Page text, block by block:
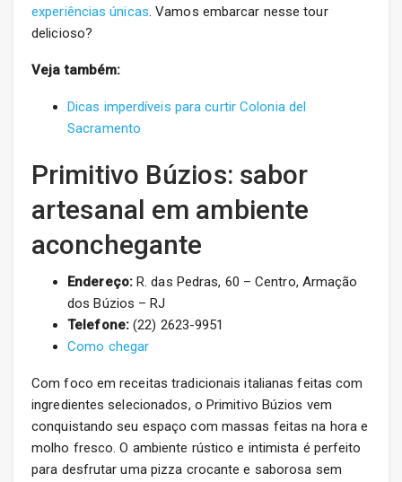
experiências únicas. Vamos embarcar nesse tour
delicioso?
Veja também:
Dicas imperdíveis para curtir Colonia del
Sacramento
Primitivo Búzios: sabor
artesanal em ambiente
aconchegante
Endereço:R. das Pedras, 60 – Centro, Armação
dos Búzios – RJ
Telefone:(22) 2623-9951
Como chegar
Com foco em receitas tradicionais italianas feitas com
ingredientes selecionados, o Primitivo Búzios vem
conquistando seu espaço com massas feitas na hora e
molho fresco. O ambiente rústico e intimista é perfeito
para desfrutar uma pizza crocante e saborosa sem